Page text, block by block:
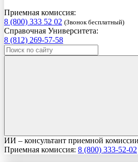
Приемная комиссия:
8 (800) 333 52 02 (Звонок бесплатный)
Справочная Университета:
8 (812) 269-57-58
ИИ – консультант приемной комиссии
Приемная комиссия: 8 (800) 333-52-02